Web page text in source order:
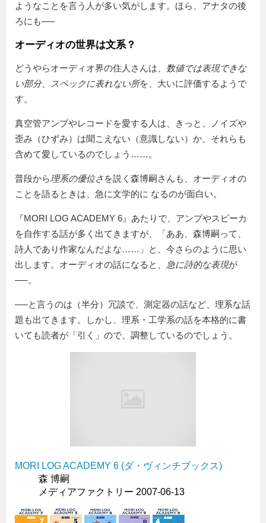
ようなことを言う人が多い気がします。ほら、アナタの後
ろにも──
オーディオの世界は文系？
どうやらオーディオ界の住人さんは、 数値では表現できな
い部分、 スペックに表れない所を、大いに評価するようで
す。
真空管アンプやレコードを愛する人は、きっと、ノイズや
歪み（ひずみ）は聞こえない（意識しない）か、それらも
含めて愛しているのでしょう……。
普段から理系の優位さを説く森博嗣さんも、オーディオの
ことを語るときは、急に文学的に なるのが面白い。
『MORI LOG ACADEMY 6』あたりで、アンプやスピーカ
を自作する話が多く出てきますが、「ああ、森博嗣って、
詩人であり作家なんだよな……」と、今さらのように思い
出します。オーディオの話になると、 急に詩的な表現が
──。
──と言うのは（半分）冗談で、測定器の話など、理系な話
題も出てきます。しかし、理系・工学系の話を本格的に書
いても読者が「引く」ので、調整しているのでしょう。
MORI LOG ACADEMY 6 (ダ・ヴィンチブックス)
森 博嗣
メディアファクトリー 2007-06-13